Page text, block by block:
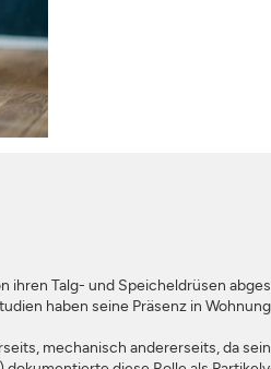
ihren Talg- und Speicheldrüsen
haben seine Präsenz in
mechanisch andererseits, da